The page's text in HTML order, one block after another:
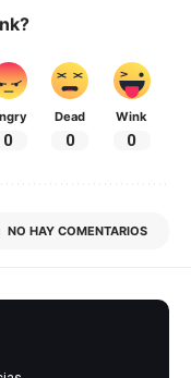
0
Dead
0
Wink
0
NO HAY COMENTARIOS